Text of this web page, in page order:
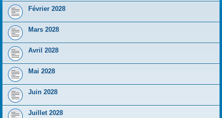
h
Février 2028
Mars 2028
Avril 2028
Mai 2028
Juin 2028
Juillet 2028